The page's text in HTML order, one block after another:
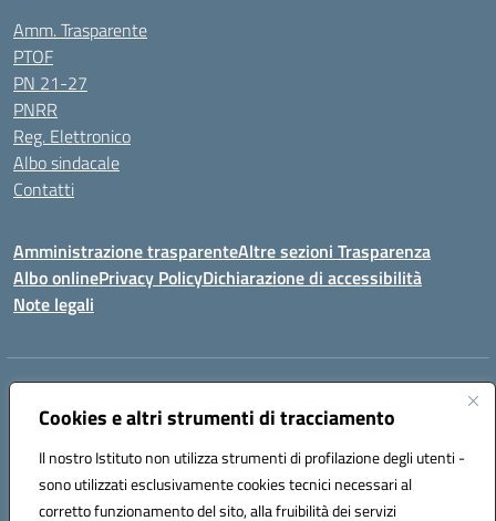
Cookies e altri strumenti di tracciamento
Il nostro Istituto non utilizza strumenti di profilazione degli utenti -
sono utilizzati esclusivamente cookies tecnici necessari al
corretto funzionamento del sito, alla fruibilità dei servizi
Amm. Trasparente
PTOF
PN 21-27
PNRR
Reg. Elettronico
Albo sindacale
Contatti
Amministrazione trasparenteAltre sezioni Trasparenza
Albo onlinePrivacy PolicyDichiarazione di accessibilità
Note legali
Indirizzo:
Centralino:0923714186 Email:tpvc050004@istruzione.it
Codice fiscale: 91042910819
Codice meccanografico:
TPVC050004